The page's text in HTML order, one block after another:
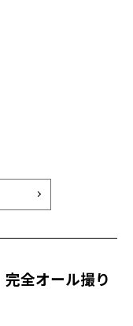
全オール撮り